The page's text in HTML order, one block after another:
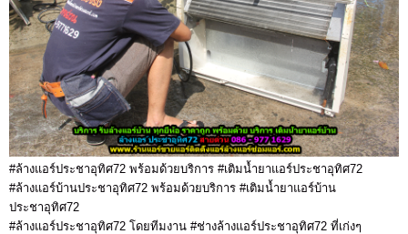
#ล้างแอร์ประชาอุทิศ72 พร้อมด้วยบริการ #เติมน้ำยาแอร์ประชาอุทิศ72
#ล้างแอร์บ้านประชาอุทิศ72 พร้อมด้วยบริการ #เติมน้ำยาแอร์บ้าน
ประชาอุทิศ72
#ล้างแอร์ประชาอุทิศ72 โดยทีมงาน #ช่างล้างแอร์ประชาอุทิศ72 ที่เก่งๆ